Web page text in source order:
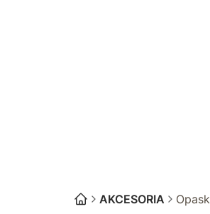
AKCESORIA